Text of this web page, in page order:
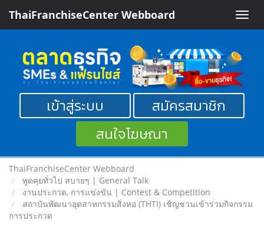
Toggle
ThaiFranchiseCenter Webboard
เข้าสู่ระบบ
สมัครสมาชิก
สนใจโฆษณา
ThaiFranchiseCenter Webboard
พูดคุยทั่วไป สบายๆ | General Talk
งานประกวด, การแข่งขัน | Contest & Competition
สถาบันพัฒนาอุตสาหกรรมสิ่งทอ (THTI) เชิญชวนเข้าร่วมกิจกรรม
การประกวด